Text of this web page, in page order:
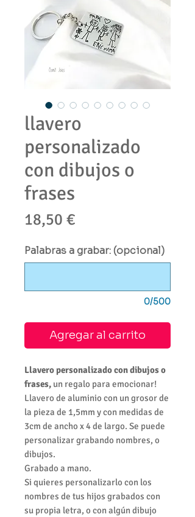
llavero
personalizado
con dibujos o
frases
18,50 €
Palabras a grabar: (opcional)
0/500
Agregar al carrito
Llavero personalizado con dibujos o
frases, un regalo para emocionar!
Llavero de aluminio con un grosor de
la pieza de 1,5mm y con medidas de
3cm de ancho x 4 de largo. Se puede
personalizar grabando nombres, o
dibujos.
Grabado a mano.
Si quieres personalizarlo con los
nombres de tus hijos grabados con
su propia letra, o con algún dibujo